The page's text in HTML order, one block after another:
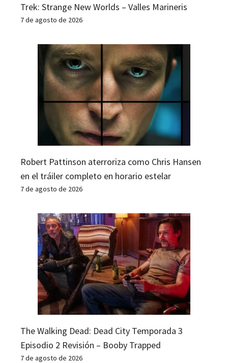
Trek: Strange New Worlds – Valles Marineris
7 de agosto de 2026
Robert Pattinson aterroriza como Chris Hansen
en el tráiler completo en horario estelar
7 de agosto de 2026
The Walking Dead: Dead City Temporada 3
Episodio 2 Revisión – Booby Trapped
7 de agosto de 2026